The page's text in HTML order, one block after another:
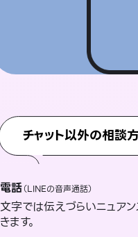
チャット以外の相談
電話（LINEの音声通話）
文字では伝えづらいニュア
きます。